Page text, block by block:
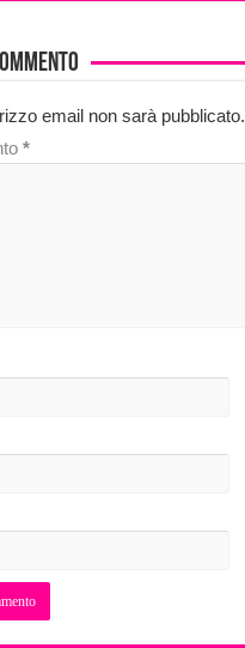
email non sarà pubblicato.
*